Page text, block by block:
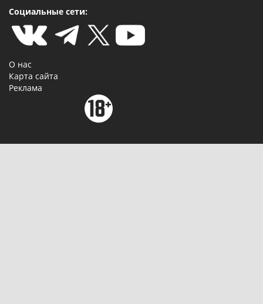
Социальные сети:
О нас
Карта сайта
Реклама